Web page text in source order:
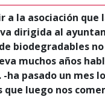
la asociación
dirigida al
biodegradables
muchos años
pasado un mes
luego nos